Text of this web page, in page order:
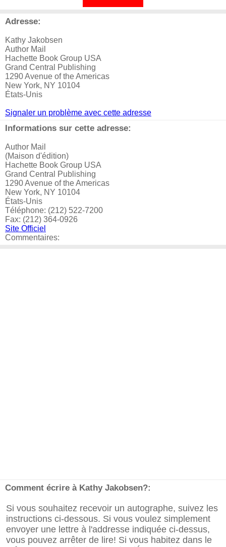
Adresse:
Kathy Jakobsen
Author Mail
Hachette Book Group USA
Grand Central Publishing
1290 Avenue of the Americas
New York, NY 10104
États-Unis
Signaler un problème avec cette adresse
Informations sur cette adresse:
Author Mail
(Maison d'édition)
Hachette Book Group USA
Grand Central Publishing
1290 Avenue of the Americas
New York, NY 10104
États-Unis
Téléphone: (212) 522-7200
Fax: (212) 364-0926
Site Officiel
Commentaires:
Comment écrire à Kathy Jakobsen?:
Si vous souhaitez recevoir un autographe, suivez les
instructions ci-dessous. Si vous voulez simplement
envoyer une lettre à l'addresse indiquée ci-dessus,
vous pouvez arrêter de lire! Si vous habitez dans le